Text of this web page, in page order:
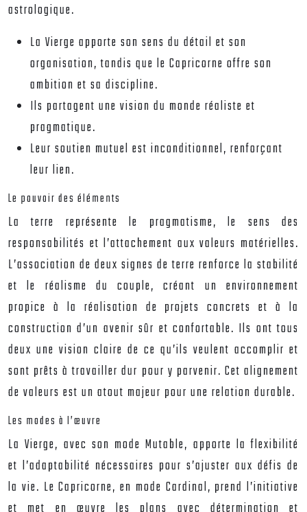
astrologique.
La Vierge apporte son sens du détail et son
organisation, tandis que le Capricorne offre son
ambition et sa discipline.
Ils partagent une vision du monde réaliste et
pragmatique.
Leur soutien mutuel est inconditionnel, renforçant
leur lien.
Le pouvoir des éléments
La terre représente le pragmatisme, le sens des
responsabilités et l’attachement aux valeurs matérielles.
L’association de deux signes de terre renforce la stabilité
et le réalisme du couple, créant un environnement
propice à la réalisation de projets concrets et à la
construction d’un avenir sûr et confortable. Ils ont tous
deux une vision claire de ce qu’ils veulent accomplir et
sont prêts à travailler dur pour y parvenir. Cet alignement
de valeurs est un atout majeur pour une relation durable.
Les modes à l’œuvre
La Vierge, avec son mode Mutable, apporte la flexibilité
et l’adaptabilité nécessaires pour s’ajuster aux défis de
la vie. Le Capricorne, en mode Cardinal, prend l’initiative